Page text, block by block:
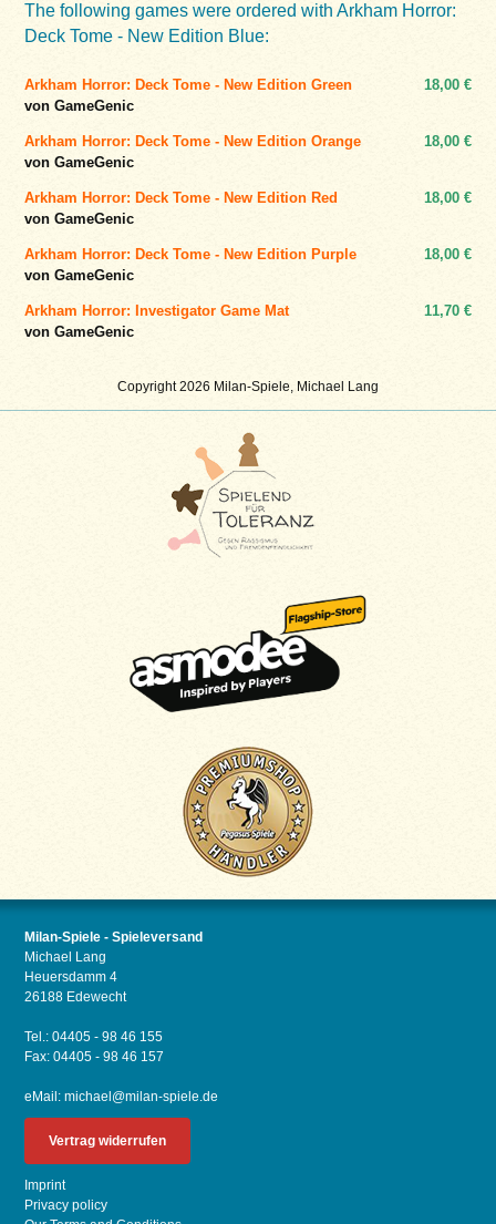
Copyright 2026 Milan-Spiele, Michael Lang
The following games were ordered with Arkham Horror:
Deck Tome - New Edition Blue:
Arkham Horror: Deck Tome - New Edition Green
von GameGenic
18,00 €
Arkham Horror: Deck Tome - New Edition Orange
von GameGenic
18,00 €
Arkham Horror: Deck Tome - New Edition Red
von GameGenic
18,00 €
Arkham Horror: Deck Tome - New Edition Purple
von GameGenic
18,00 €
Arkham Horror: Investigator Game Mat
von GameGenic
11,70 €
Milan-Spiele - Spieleversand
Michael Lang
Heuersdamm 4
26188 Edewecht
Tel.: 04405 - 98 46 155
Fax: 04405 - 98 46 157
eMail:michael@milan-spiele.de
Vertrag widerrufen
Imprint
Privacy policy